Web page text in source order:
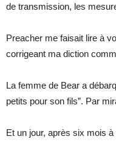
de transmission, les
Preacher me faisait lire à
corrigeant ma diction
La femme de Bear a
petits pour son fils”. Par
Et un jour, après six mois